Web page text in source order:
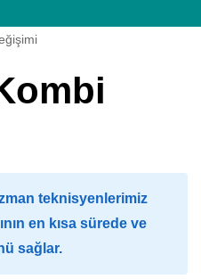
teknisyenlerimiz
en kısa sürede ve
sağlar.